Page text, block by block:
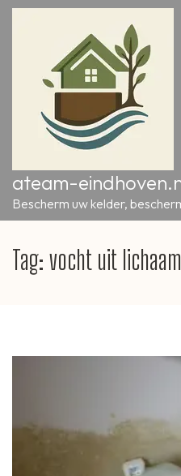
Ga
ateam-
Bescherm uw kelder,
Tag: vocht uit lichaam